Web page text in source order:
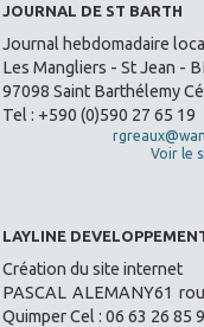
JOURNAL DE ST BARTH
Journal hebdomadaire
Les Mangliers - St Jean -
97098 Saint Barthélemy
Tel : +590 (0)590 27 65 19
Voir le
LAYLINE
Création du site internet
PASCAL ALEMANY61
Quimper Cel : 06 63 26 85